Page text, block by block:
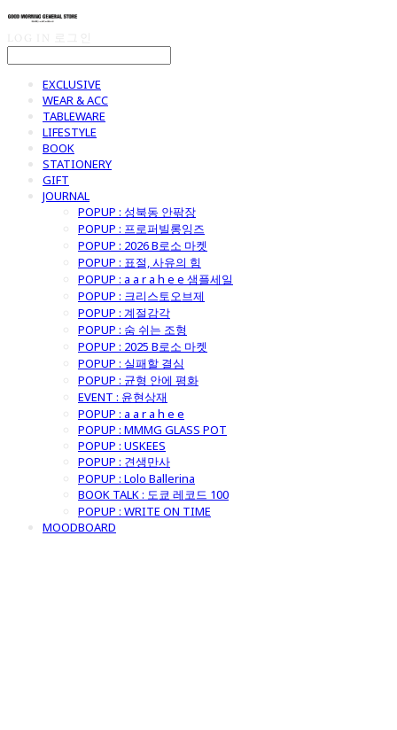
EXCLUSIVE
WEAR & ACC
TABLEWARE
LIFESTYLE
BOOK
STATIONERY
GIFT
JOURNAL
POPUP : 성북동 안팎장
POPUP : 프로퍼빌롱잉즈
POPUP : 2026 B로소 마켓
POPUP : 표절, 사유의 힘
POPUP : a a r a h e e 샘플세일
POPUP : 크리스토오브제
POPUP : 계절감각
POPUP : 숨 쉬는 조형
POPUP : 2025 B로소 마켓
POPUP : 실패할 결심
POPUP : 균형 안에 평화
EVENT : 윤현상재
POPUP : a a r a h e e
POPUP : MMMG GLASS POT
POPUP : USKEES
POPUP : 견생만사
POPUP : Lolo Ballerina
BOOK TALK : 도쿄 레코드 100
POPUP : WRITE ON TIME
MOODBOARD